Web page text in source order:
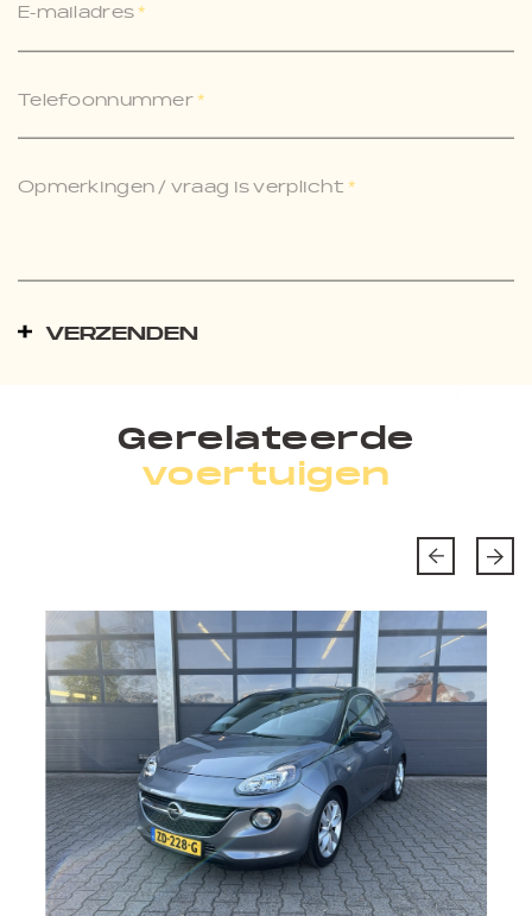
E-mailadres*
Telefoonnummer*
Opmerkingen / vraag is verplicht*
VERZENDEN
Gerelateerde
voertuigen